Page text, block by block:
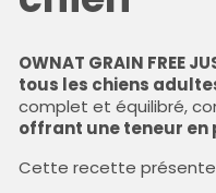
OWNAT GRAIN FREE
tous les chiens
complet et équilibré,
offrant une teneur en
Cette recette présente